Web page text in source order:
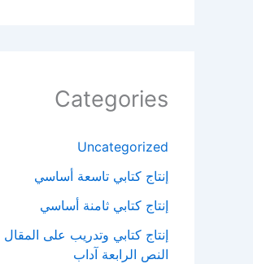
Categories
Uncategorized
إنتاج كتابي تاسعة أساسي
إنتاج كتابي ثامنة أساسي
إنتاج كتابي وتدريب على المقال
النص الرابعة آداب